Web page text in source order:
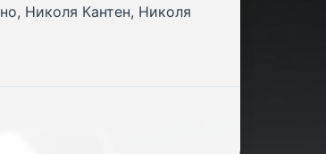
Николя Кантен, Николя